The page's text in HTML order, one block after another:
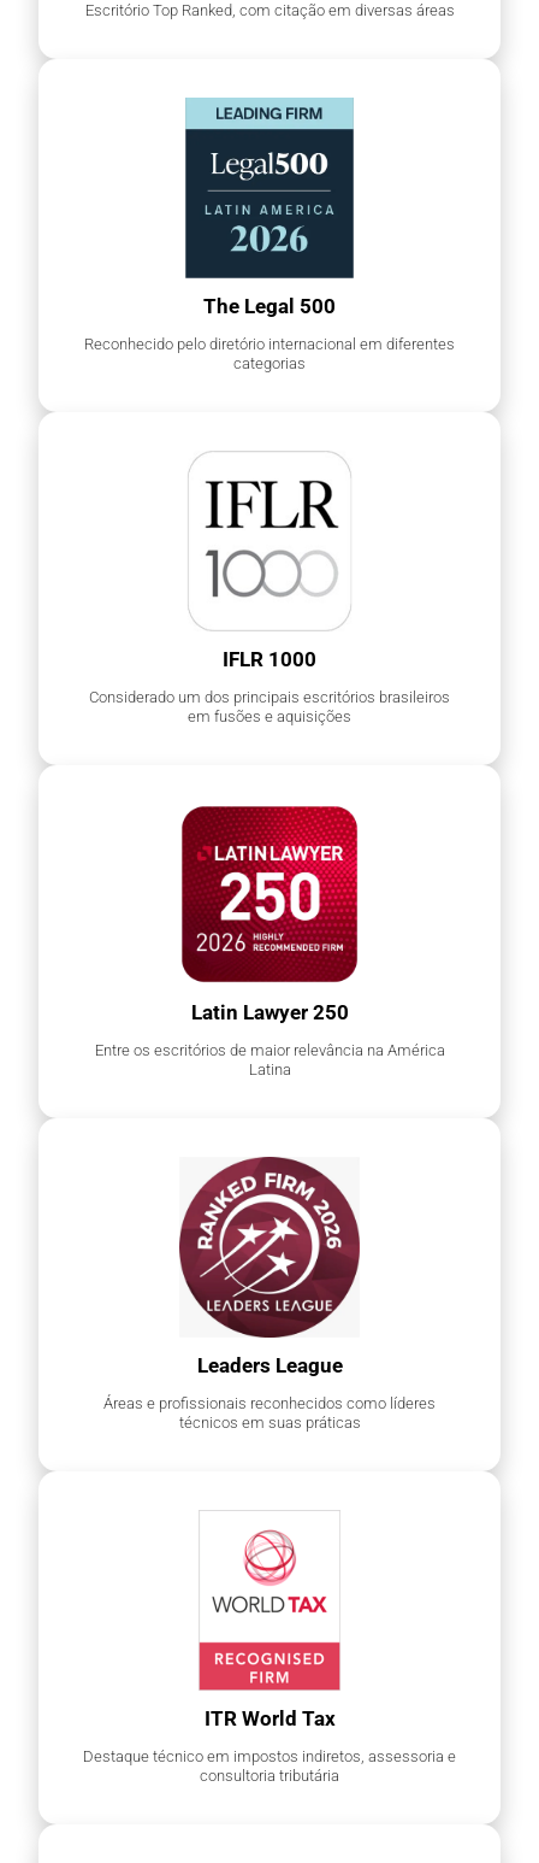
Escritório Top Ranked, com citação em diversas áreas
The Legal 500
Reconhecido pelo diretório internacional em diferentes
categorias
IFLR 1000
Considerado um dos principais escritórios brasileiros
em fusões e aquisições
Latin Lawyer 250
Entre os escritórios de maior relevância na América
Latina
Leaders League
Áreas e profissionais reconhecidos como líderes
técnicos em suas práticas
ITR World Tax
Destaque técnico em impostos indiretos, assessoria e
consultoria tributária